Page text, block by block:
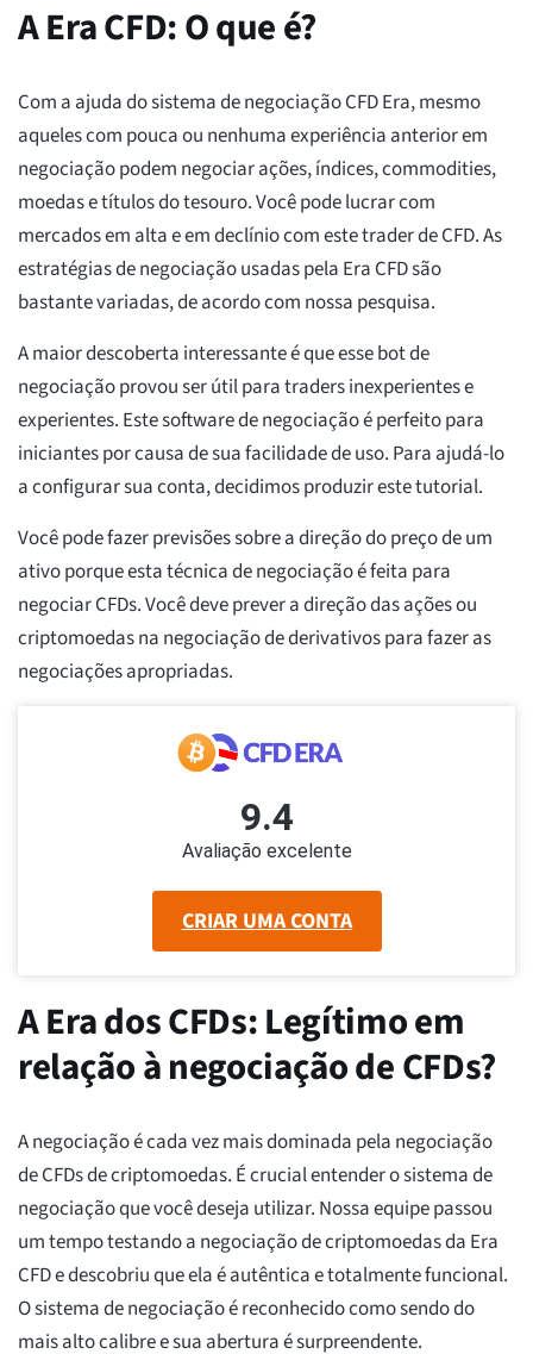
A Era CFD: O que é?
Com a ajuda do sistema de negociação CFD Era, mesmo
aqueles com pouca ou nenhuma experiência anterior em
negociação podem negociar ações, índices, commodities,
moedas e títulos do tesouro. Você pode lucrar com
mercados em alta e em declínio com este trader de CFD. As
estratégias de negociação usadas pela Era CFD são
bastante variadas, de acordo com nossa pesquisa.
A maior descoberta interessante é que esse bot de
negociação provou ser útil para traders inexperientes e
experientes. Este software de negociação é perfeito para
iniciantes por causa de sua facilidade de uso. Para ajudá-lo
a configurar sua conta, decidimos produzir este tutorial.
Você pode fazer previsões sobre a direção do preço de um
ativo porque esta técnica de negociação é feita para
negociar CFDs. Você deve prever a direção das ações ou
criptomoedas na negociação de derivativos para fazer as
negociações apropriadas.
9.4
Avaliação excelente
CRIAR UMA CONTA
A Era dos CFDs: Legítimo em
relação à negociação de CFDs?
A negociação é cada vez mais dominada pela negociação
de CFDs de criptomoedas. É crucial entender o sistema de
negociação que você deseja utilizar. Nossa equipe passou
um tempo testando a negociação de criptomoedas da Era
CFD e descobriu que ela é autêntica e totalmente funcional.
O sistema de negociação é reconhecido como sendo do
mais alto calibre e sua abertura é surpreendente.